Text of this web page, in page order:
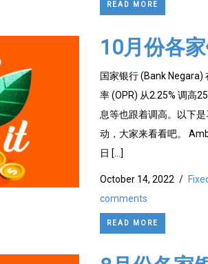
READ MORE
10月份各
国家银行 (Bank Negara)
率 (OPR) 从2.25% 调高
息等也跟着调高。以下
动，大家来看看吧。
日 […]
October 14, 2022 /
comments
READ MORE